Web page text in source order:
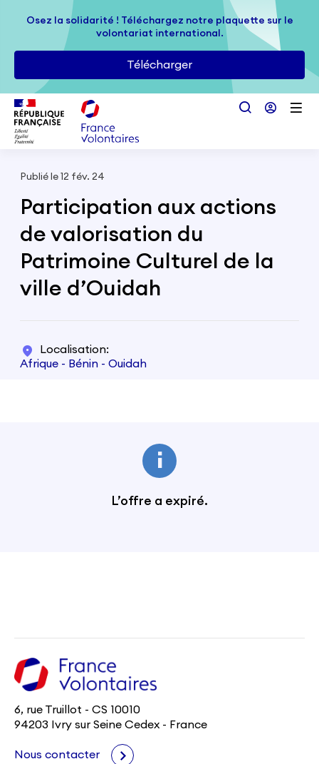
Passer au contenu principal
Osez la solidarité ! Téléchargez notre plaquette sur le
volontariat international.
Télécharger
Osez la solidarité ! Téléchargez notre plaquette sur le
volontariat international.
Télécharger
Publié le 12 fév. 24
Participation aux actions
de valorisation du
Patrimoine Culturel de la
ville d’Ouidah
Localisation
Afrique - Bénin - Ouidah
L’offre a expiré.
6, rue Truillot - CS 10010
94203 Ivry sur Seine Cedex - France
Nous contacter